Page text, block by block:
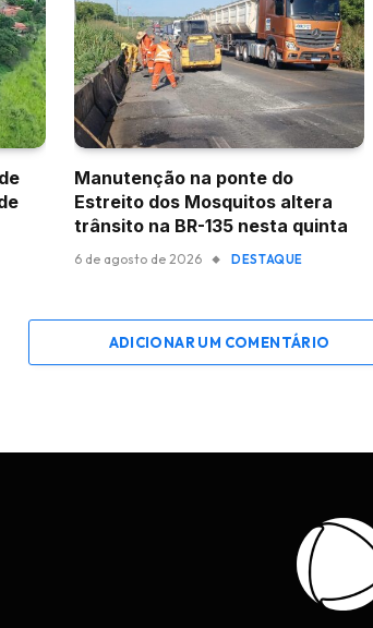
Manutenção na ponte do
Estreito dos Mosquitos altera
trânsito na BR-135 nesta quinta
6 de agosto de 2026 DESTAQUE
ADICIONAR UM COMENTÁRIO